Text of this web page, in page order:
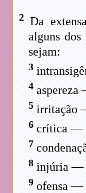
2 Da
alguns
sejam:
3
4 aspereza
5 irritação
6 crítica —
7
8 injúria —
9 ofensa —